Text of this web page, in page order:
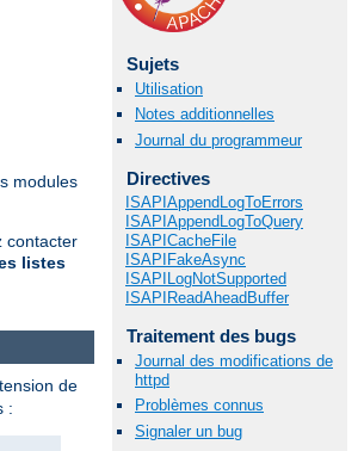
modules
contacter
listes
Sujets
Utilisation
Notes additionnelles
Journal du programmeur
Directives
ISAPIAppendLogToErrors
ISAPIAppendLogToQuery
ISAPICacheFile
ISAPIFakeAsync
ISAPILogNotSupported
ISAPIReadAheadBuffer
Traitement des bugs
Journal des modifications de
httpd
Problèmes connus
Signaler un bug
de
: